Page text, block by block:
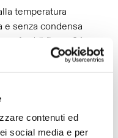
contenuti ed
social media e per
temperatura
e senza condensa
freddi fino a 24 ore,
ore. Inoltre, l’ampia